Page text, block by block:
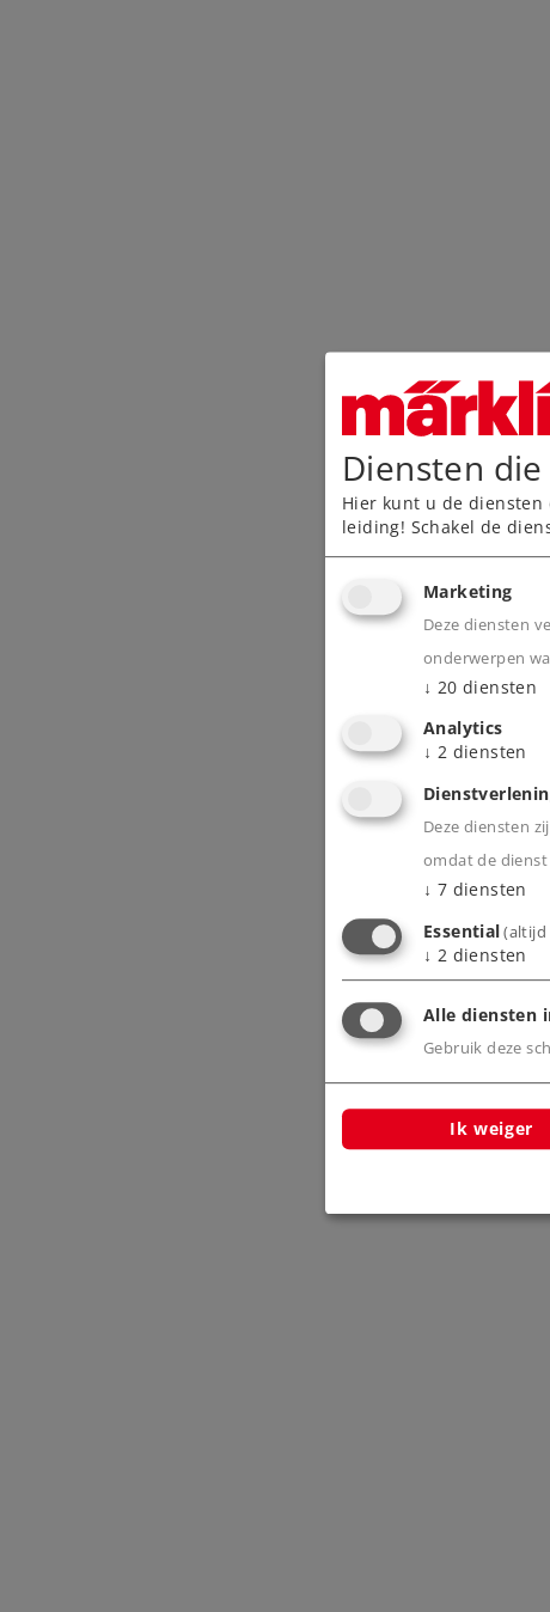
Diensten
Hier kunt u de
leiding! Schakel de
Marketing
Deze diensten
onderwerpen
↓ 20 diensten
Analytics
↓ 2 diensten
Deze diensten
omdat de
↓ 7 diensten
Essential(altijd
↓ 2 diensten
Alle diensten
Gebruik deze
Ik weiger